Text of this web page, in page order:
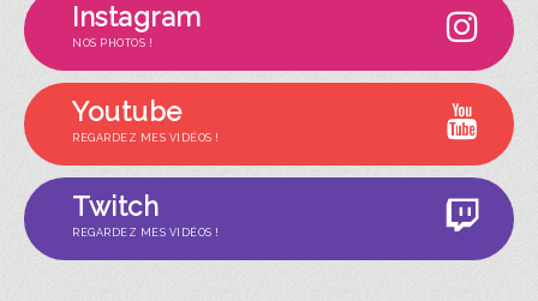
Instagram
NOS PHOTOS !
Youtube
REGARDEZ MES VIDÉOS !
Twitch
REGARDEZ MES VIDÉOS !